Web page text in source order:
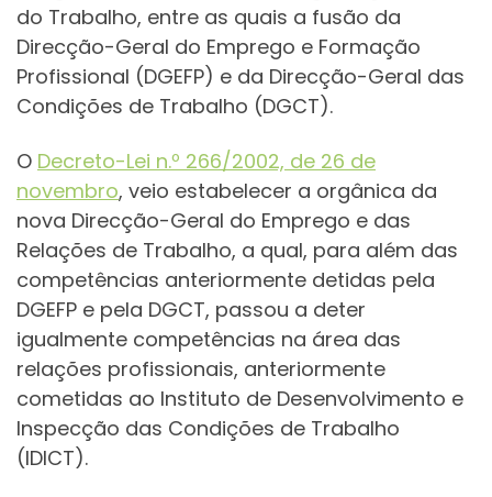
do Trabalho, entre as quais a fusão da
Direcção-Geral do Emprego e Formação
Profissional (DGEFP) e da Direcção-Geral das
Condições de Trabalho (DGCT).
O Decreto-Lei n.º 266/2002, de 26 de
novembro, veio estabelecer a orgânica da
nova Direcção-Geral do Emprego e das
Relações de Trabalho, a qual, para além das
competências anteriormente detidas pela
DGEFP e pela DGCT, passou a deter
igualmente competências na área das
relações profissionais, anteriormente
cometidas ao Instituto de Desenvolvimento e
Inspecção das Condições de Trabalho
(IDICT).